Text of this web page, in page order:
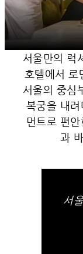
서울만의 럭
호텔에서 로
서울의 중심
복궁을 내
먼트로 편
과
서